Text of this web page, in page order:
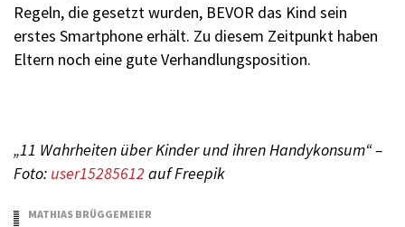
Regeln, die gesetzt wurden, BEVOR das Kind sein
erstes Smartphone erhält. Zu diesem Zeitpunkt haben
Eltern noch eine gute Verhandlungsposition.
„11 Wahrheiten über Kinder und ihren Handykonsum“ –
Foto: user15285612 auf Freepik
MATHIAS BRÜGGEMEIER